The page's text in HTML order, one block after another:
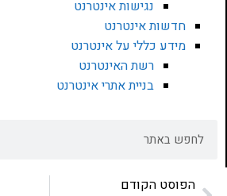
נגישות אינטרנט
חדשות אינטרנט
מידע כללי על אינטרנט
רשת האינטרנט
בניית אתרי אינטרנט
הפוסט הקודם